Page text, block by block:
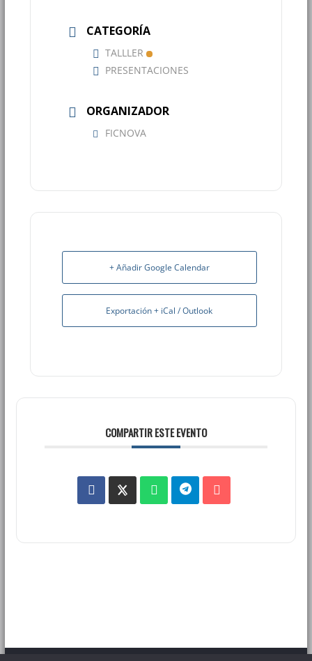
CATEGORÍA
TALLLER
PRESENTACIONES
ORGANIZADOR
FICNOVA
+ Añadir Google Calendar
Exportación + iCal / Outlook
COMPARTIR ESTE EVENTO